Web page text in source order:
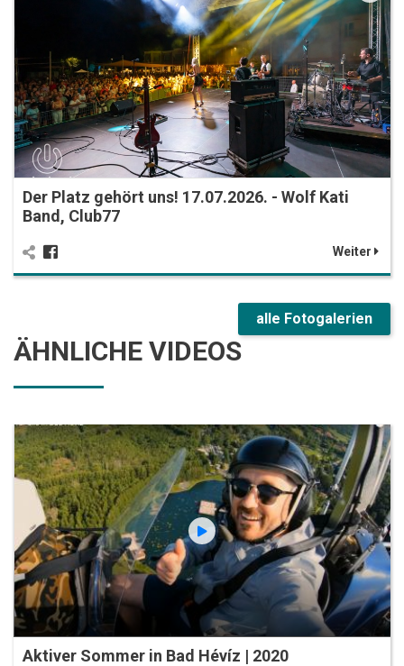
Der Platz gehört uns! 17.07.2026. - Wolf Kati
Band, Club77
Weiter
alle Fotogalerien
ÄHNLICHE VIDEOS
Aktiver Sommer in Bad Hévíz | 2020